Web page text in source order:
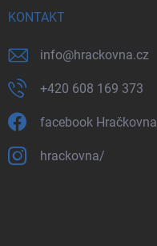
KONTAKT
info@hrackovna.cz
+420 608 169 373
facebook Hračkovna
hrackovna/